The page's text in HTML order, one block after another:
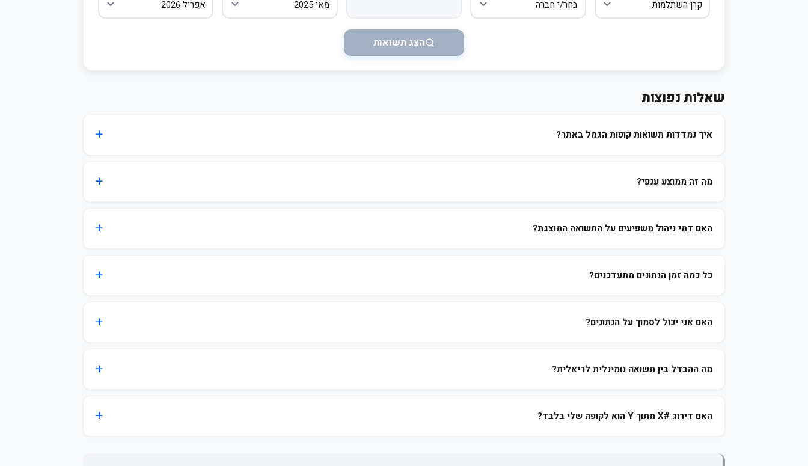
התחבר / הצטרף
הצג תשואות
שאלות נפוצות
איך נמדדות תשואות קופות הגמל באתר?
מה זה ממוצע ענפי?
האם דמי ניהול משפיעים על התשואה המוצגת?
כל כמה זמן הנתונים מתעדכנים?
האם אני יכול לסמוך על הנתונים?
מה ההבדל בין תשואה נומינלית לריאלית?
האם דירוג #X מתוך Y הוא לקופה שלי בלבד?